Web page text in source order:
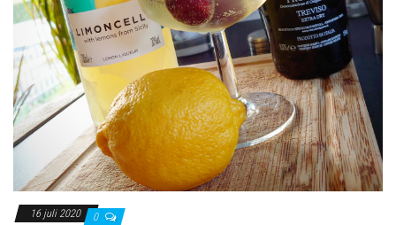
16 juli 2020 0